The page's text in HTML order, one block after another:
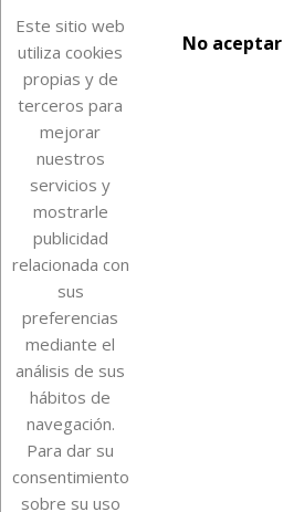

Su cuenta
Información de la tienda
Este sitio web
utiliza cookies
propias y de
terceros para
mejorar
nuestros
servicios y
mostrarle
publicidad
relacionada con
sus
preferencias
mediante el
análisis de sus
hábitos de
navegación.
Para dar su
consentimiento
sobre su uso
No aceptar